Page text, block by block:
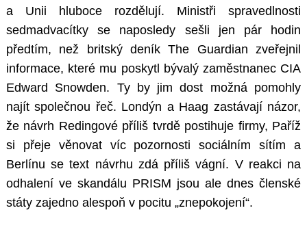
a Unii hluboce rozdělují. Ministři spravedlnosti
sedmadvacítky se naposledy sešli jen pár hodin
předtím, než britský deník The Guardian zveřejnil
informace, které mu poskytl bývalý zaměstnanec CIA
Edward Snowden. Ty by jim dost možná pomohly
najít společnou řeč. Londýn a Haag zastávají názor,
že návrh Redingové příliš tvrdě postihuje firmy, Paříž
si přeje věnovat víc pozornosti sociálním sítím a
Berlínu se text návrhu zdá příliš vágní. V reakci na
odhalení ve skandálu PRISM jsou ale dnes členské
státy zajedno alespoň v pocitu „znepokojení“.